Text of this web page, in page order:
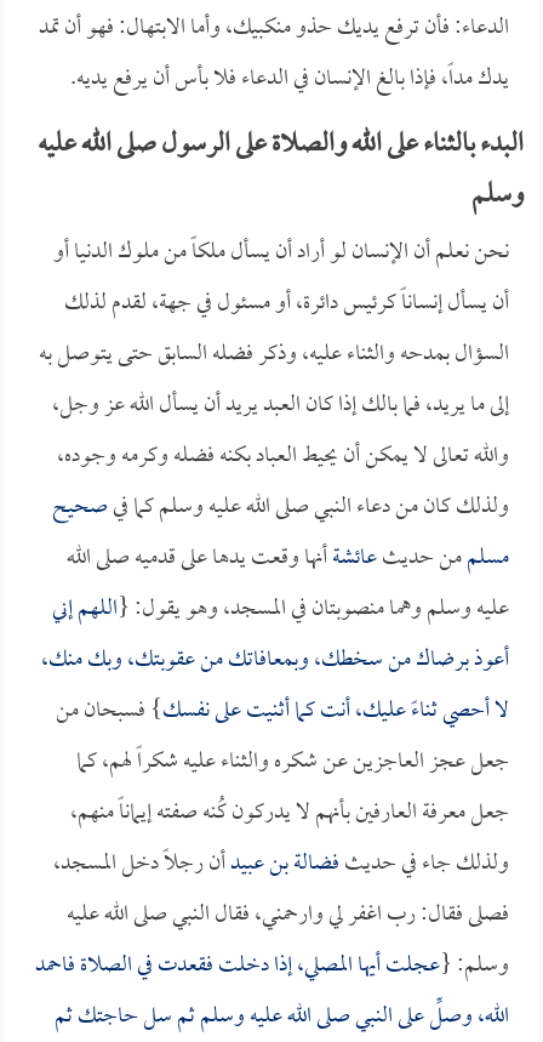
الدعاء: فأن ترفع يديك حذو منكبيك، وأما الابتهال: فهو أن تمد
يدك مداً، فإذا بالغ الإنسان في الدعاء فلا بأس أن يرفع يديه.
البدء بالثناء على الله والصلاة على الرسول صلى الله عليه
وسلم
نحن نعلم أن الإنسان لو أراد أن يسأل ملكاً من ملوك الدنيا أو
أن يسأل إنساناً كرئيس دائرة، أو مسئول في جهة، لقدم لذلك
السؤال بمدحه والثناء عليه، وذكر فضله السابق حتى يتوصل به
إلى ما يريد، فما بالك إذا كان العبد يريد أن يسأل الله عز وجل،
والله تعالى لا يمكن أن يحيط العباد بكنه فضله وكرمه وجوده،
ولذلك كان من دعاء النبي صلى الله عليه وسلم كما فيصحيح
مسلممن حديثعائشةأنها وقعت يدها على قدميه صلى الله
عليه وسلم وهما منصوبتان في المسجد، وهو يقول: {اللهم إني
أعوذ برضاك من سخطك، وبمعافاتك من عقوبتك، وبك منك،
لا أحصي ثناءً عليك، أنت كما أثنيت على نفسك} فسبحان من
جعل عجز العاجزين عن شكره والثناء عليه شكراً لهم، كما
جعل معرفة العارفين بأنهم لا يدركون كُنه صفته إيماناً منهم،
ولذلك جاء في حديثفضالة بن عبيدأن رجلاً دخل المسجد،
فصلى فقال: رب اغفر لي وارحمني، فقال النبي صلى الله عليه
وسلم: {عجلت أيها المصلي، إذا دخلت فقعدت في الصلاة فاحمد
الله، وصلِّ على النبي صلى الله عليه وسلم ثم سل حاجتك ثم